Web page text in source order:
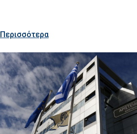
Περισσότερα